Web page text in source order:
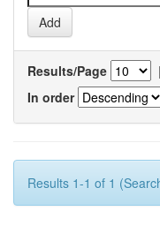
Results/Page |
In order
Results 1-1 of 1